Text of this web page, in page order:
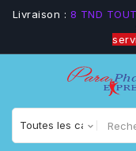
Livraison : 8 TND